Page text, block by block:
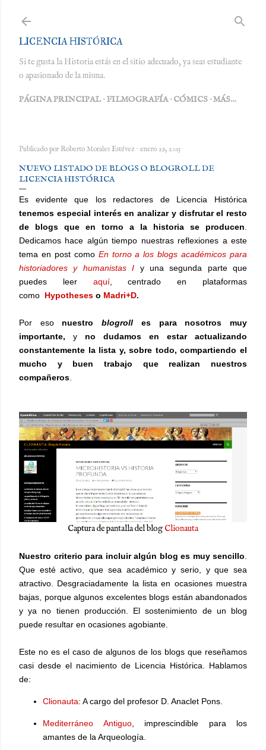
LICENCIA HISTÓRICA
Si te gusta la Historia estás en el sitio adecuado, ya seas estudiante
o apasionado de la misma.
PÁGINA PRINCIPAL FILMOGRAFÍA CÓMICS MÁS…
Publicado por Roberto Morales Estévez enero 29, 2015
NUEVO LISTADO DE BLOGS O BLOGROLL DE
LICENCIA HISTÓRICA
Es evidente que los redactores de Licencia Histórica
tenemos especial interés en analizar y disfrutar el resto
de blogs que en torno a la historia se producen
Dedicamos hace algún tiempo nuestras reflexiones a este
tema en post como En torno a los blogs académicos para
historiadores y humanistas I y una segunda parte que
puedes leer aquí, centrado en plataformas
como Hypotheses o Madri+D.
Por eso nuestroblogroll es para nosotros muy
importante, y no dudamos en estar actualizando
constantemente la lista y, sobre todo, compartiendo el
mucho y buen trabajo que realizan nuestros
compañeros
Captura de pantalla del blog Clionauta
Nuestro criterio para incluir algún blog es muy sencillo
Que esté activo, que sea académico y serio, y que sea
atractivo. Desgraciadamente la lista en ocasiones muestra
bajas, porque algunos excelentes blogs están abandonados
y ya no tienen producción. El sostenimiento de un blog
puede resultar en ocasiones agobiante.
Este no es el caso de algunos de los blogs que reseñamos
casi desde el nacimiento de Licencia Histórica. Hablamos
de:
Clionauta: A cargo del profesor D. Anaclet Pons.
Mediterráneo Antiguo, imprescindible para los
amantes de la Arqueología.